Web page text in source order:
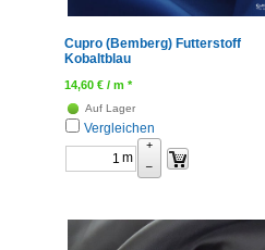
Cupro (Bemberg) Futterstoff
Kobaltblau
14,60 € / m *
Auf Lager
Vergleichen
m
+
–